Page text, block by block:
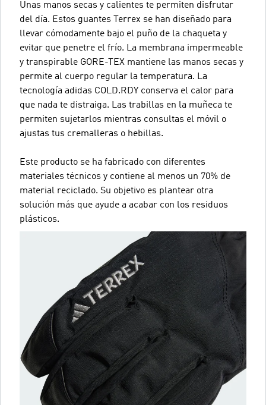
Unas manos secas y calientes te permiten disfrutar
del día. Estos guantes Terrex se han diseñado para
llevar cómodamente bajo el puño de la chaqueta y
evitar que penetre el frío. La membrana impermeable
y transpirable GORE-TEX mantiene las manos secas y
permite al cuerpo regular la temperatura. La
tecnología adidas COLD.RDY conserva el calor para
que nada te distraiga. Las trabillas en la muñeca te
permiten sujetarlos mientras consultas el móvil o
ajustas tus cremalleras o hebillas.
Este producto se ha fabricado con diferentes
materiales técnicos y contiene al menos un 70% de
material reciclado. Su objetivo es plantear otra
solución más que ayude a acabar con los residuos
plásticos.